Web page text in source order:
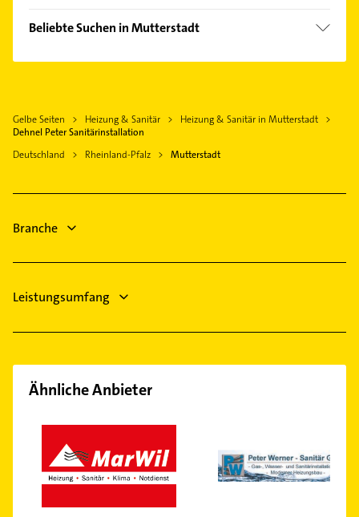
Dannstadt-Schauernheim
Schifferstadt
Böhl-Iggelheim
Frankenthal (Pfalz)
Bad Dürkheim
Speyer
Beliebte Suchen in Mutterstadt
Immobilien
Phoniatrie
Putzfrau
Gebäudereinigung
Gelbe Seiten Heizung & Sanitär
Heizung & Sanitär in Mutterstadt
Dehnel Peter Sanitärinstallation
Deutschland
Rheinland-Pfalz Mutterstadt
Branche
Leistungsumfang
Ähnliche Anbieter